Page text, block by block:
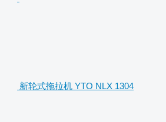
新轮式拖拉机 YTO NLX 1304